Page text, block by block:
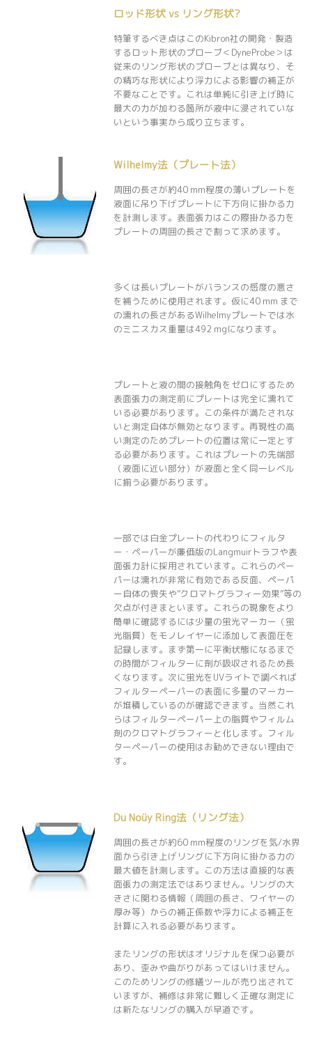
ロッド形状 vs リング形状?
特筆するべき点はこのKibron社の開発・製造
するロット形状のプローブ＜DyneProbe＞は
従来のリング形状のプローブとは異なり、そ
の精巧な形状により浮力による影響の補正が
不要なことです。これは単純に引き上げ時に
最大の力が加わる箇所が液中に浸されていな
いという事実から成り立ちます。
Wilhelmy法（プレート法）
周囲の長さが約40 mm程度の薄いプレートを
液面に吊り下げプレートに下方向に掛かる力
を計測します。表面張力はこの際掛かる力を
プレートの周囲の長さで割って求めます。
多くは長いプレートがバランスの感度の悪さ
を補うために使用されます。仮に40 mm まで
の濡れの長さがあるWilhelmyプレートでは水
のミニスカス重量は492 mgになります。
プレートと液の間の接触角をゼロにするため
表面張力の測定前にプレートは完全に濡れて
いる必要があります。この条件が満たされな
いと測定自体が無効となります。再現性の高
い測定のためプレートの位置は常に一定とす
る必要があります。これはプレートの先端部
（液面に近い部分）が液面と全く同一レベル
に揃う必要があります。
一部では白金プレートの代わりにフィルタ
ー・ペーパーが廉価版のLangmuirトラフや表
面張力計に採用されています。これらのペー
パーは濡れが非常に有効である反面、ペーパ
ー自体の喪失や”クロマトグラフィー効果”等の
欠点が付きまといます。これらの現象をより
簡単に確認するには少量の蛍光マーカー（蛍
光脂質）をモノレイヤーに添加して表面圧を
記録します。まず第一に平衡状態になるまで
の時間がフィルターに剤が吸収されるため長
くなります。次に蛍光をUVライトで調べれば
フィルターペーパーの表面に多量のマーカー
が堆積しているのが確認できます。当然これ
らはフィルターペーパー上の脂質やフィルム
剤のクロマトグラフィーと化します。フィル
ターペーパーの使用はお勧めできない理由で
す。
Du Noüy Ring法（リング法）
周囲の長さが約60 mm程度のリングを気/水界
面から引き上げリングに下方向に掛かる力の
最大値を計測します。この方法は直接的な表
面張力の測定法ではありません。リングの大
きさに関わる情報（周囲の長さ、ワイヤーの
厚み等）からの補正係数や浮力による補正を
計算に入れる必要があります。
またリングの形状はオリジナルを保つ必要が
あり、歪みや曲がりがあってはいけません。
このためリングの修繕ツールが売り出されて
いますが、補修は非常に難しく正確な測定に
は新たなリングの購入が早道です。